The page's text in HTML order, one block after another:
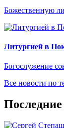
Божественную
Литургией в
Богослужение
Все новости по